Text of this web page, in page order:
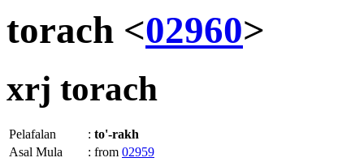
torach <02960>
xrj torach
Pelafalan : to'-rakh
Asal Mula
: from 02959